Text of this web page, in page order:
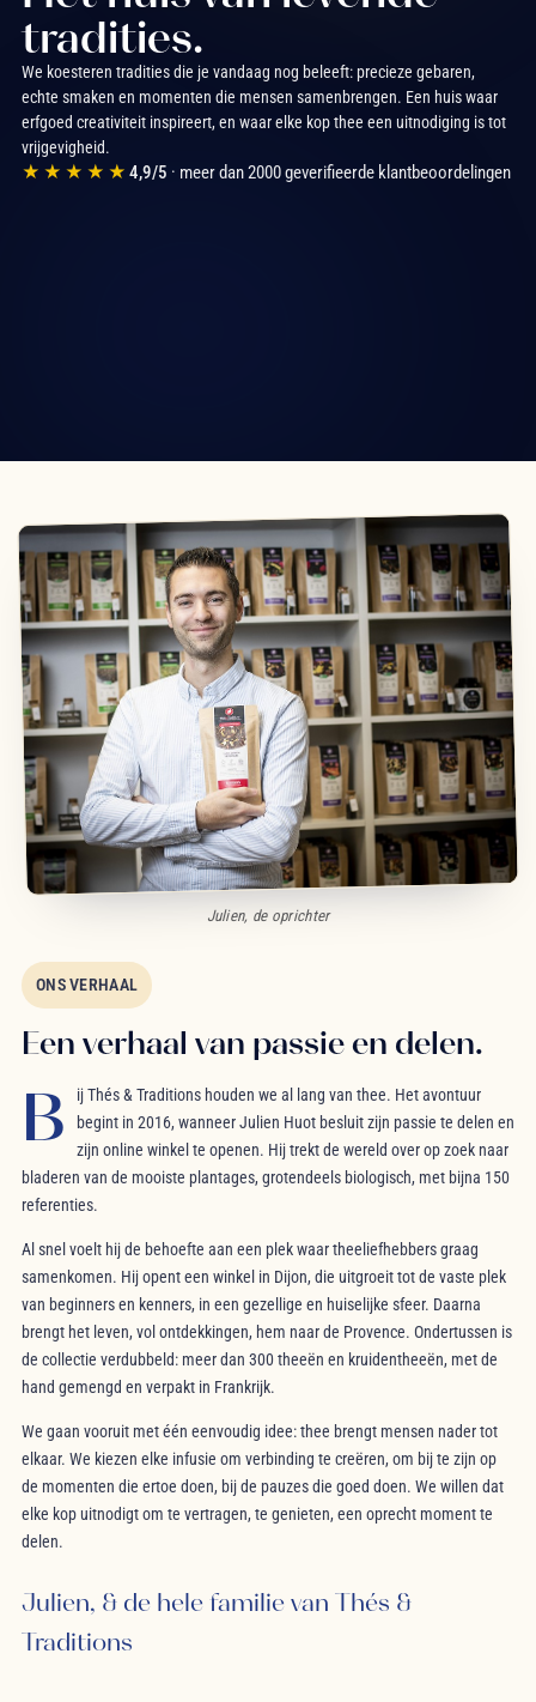
tradities.
We koesteren tradities die je vandaag nog beleeft: precieze gebaren,
echte smaken en momenten die mensen samenbrengen. Een huis waar
erfgoed creativiteit inspireert, en waar elke kop thee een uitnodiging is tot
vrijgevigheid.
★★★★★ 4,9/5 · meer dan 2000 geverifieerde klantbeoordelingen
Julien, de oprichter
ONS VERHAAL
Een verhaal van passie en delen.
B
ij Thés & Traditions houden we al lang van thee. Het avontuur
begint in 2016, wanneer Julien Huot besluit zijn passie te delen en
zijn online winkel te openen. Hij trekt de wereld over op zoek naar
bladeren van de mooiste plantages, grotendeels biologisch, met bijna 150
referenties.
Al snel voelt hij de behoefte aan een plek waar theeliefhebbers graag
samenkomen. Hij opent een winkel in Dijon, die uitgroeit tot de vaste plek
van beginners en kenners, in een gezellige en huiselijke sfeer. Daarna
brengt het leven, vol ontdekkingen, hem naar de Provence. Ondertussen is
de collectie verdubbeld: meer dan 300 theeën en kruidentheeën, met de
hand gemengd en verpakt in Frankrijk.
We gaan vooruit met één eenvoudig idee: thee brengt mensen nader tot
elkaar. We kiezen elke infusie om verbinding te creëren, om bij te zijn op
de momenten die ertoe doen, bij de pauzes die goed doen. We willen dat
elke kop uitnodigt om te vertragen, te genieten, een oprecht moment te
delen.
Julien, & de hele familie van Thés &
Traditions